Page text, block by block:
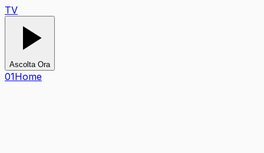
Ascolta Ora
01Home